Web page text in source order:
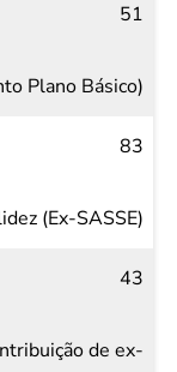
51
Plano Básico)
83
(Ex-SASSE)
43
de ex-